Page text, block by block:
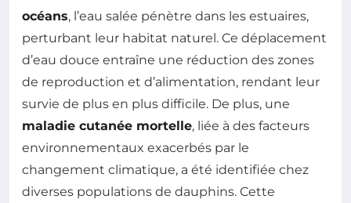
océans, l’eau salée pénètre dans les estuaires,
perturbant leur habitat naturel. Ce déplacement
d’eau douce entraîne une réduction des zones
de reproduction et d’alimentation, rendant leur
survie de plus en plus difficile. De plus, une
maladie cutanée mortelle, liée à des facteurs
environnementaux exacerbés par le
changement climatique, a été identifiée chez
diverses populations de dauphins. Cette